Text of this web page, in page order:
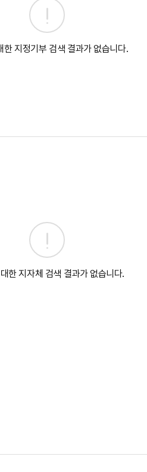
한 지정기부 검색 결과가 없습니다.
한 지자체 검색 결과가 없습니다.